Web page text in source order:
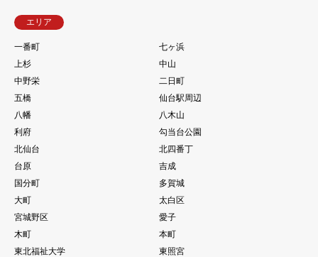
エリア
一番町
七ヶ浜
上杉
中山
中野栄
二日町
五橋
仙台駅周辺
八幡
八木山
利府
勾当台公園
北仙台
北四番丁
台原
吉成
国分町
多賀城
大町
太白区
宮城野区
愛子
木町
本町
東北福祉大学
東照宮